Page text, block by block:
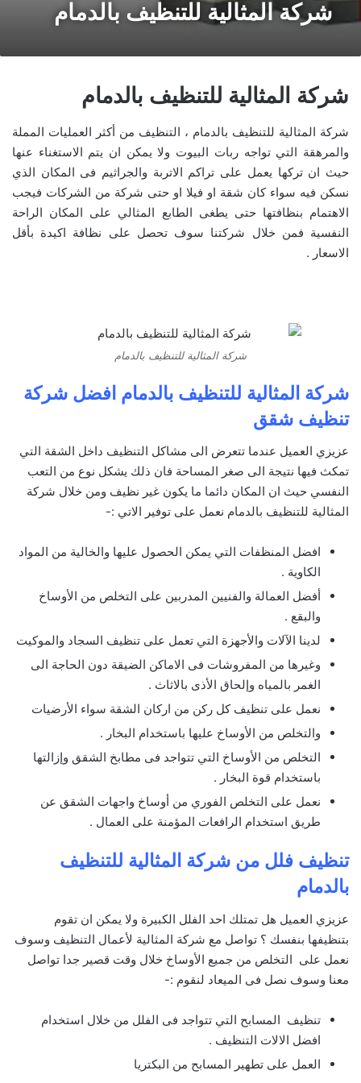
شركة المثالية للتنظيف بالدمام
شركة المثالية للتنظيف بالدمام
شركة المثالية للتنظيف بالدمام ، التنظيف من أكثر العمليات المملة
والمرهقة التي تواجه ربات البيوت ولا يمكن ان يتم الاستغناء عنها
حيث ان تركها يعمل على تراكم الاتربة والجراثيم فى المكان الذي
نسكن فيه سواء كان شقة او فيلا او حتى شركة من الشركات فيجب
الاهتمام بنظافتها حتى يطغى الطابع المثالي على المكان الراحة
النفسية فمن خلال شركتنا سوف تحصل على نظافة اكيدة بأقل
الاسعار .
شركة المثالية للتنظيف بالدمام
شركة المثالية للتنظيف بالدمام افضل شركة
تنظيف شقق
عزيزي العميل عندما تتعرض الى مشاكل التنظيف داخل الشقة التي
تمكث فيها نتيجة الى صغر المساحة فان ذلك يشكل نوع من التعب
النفسي حيث ان المكان دائما ما يكون غير نظيف ومن خلال شركة
المثالية للتنظيف بالدمام نعمل على توفير الاتي :-
افضل المنظفات التي يمكن الحصول عليها والخالية من المواد
الكاوية .
أفضل العمالة والفنيين المدربين على التخلص من الأوساخ
والبقع .
لدينا الآلات والأجهزة التي تعمل على تنظيف السجاد والموكيت
وغيرها من المفروشات فى الاماكن الضيقة دون الحاجة الى
الغمر بالمياه وإلحاق الأذى بالاثاث .
نعمل على تنظيف كل ركن من اركان الشقة سواء الأرضيات
والتخلص من الأوساخ عليها باستخدام البخار .
التخلص من الأوساخ التي تتواجد فى مطابخ الشقق وإزالتها
باستخدام قوة البخار .
نعمل على التخلص الفوري من أوساخ واجهات الشقق عن
طريق استخدام الرافعات المؤمنة على العمال .
تنظيف فلل من شركة المثالية للتنظيف
بالدمام
عزيزي العميل هل تمتلك احد الفلل الكبيرة ولا يمكن ان تقوم
بتنظيفها بنفسك ؟ تواصل مع شركة المثالية لأعمال التنظيف وسوف
نعمل على التخلص من جميع الأوساخ خلال وقت قصير جدا تواصل
معنا وسوف نصل فى الميعاد لنقوم :-
تنظيف المسابح التي تتواجد فى الفلل من خلال استخدام
افضل الالات التنظيف .
العمل على تطهير المسابح من البكتريا